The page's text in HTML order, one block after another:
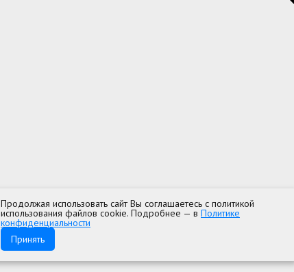
Продолжая использовать сайт Вы соглашаетесь с политикой
использования файлов cookie. Подробнее — в Политике
конфиденциальности
Принять